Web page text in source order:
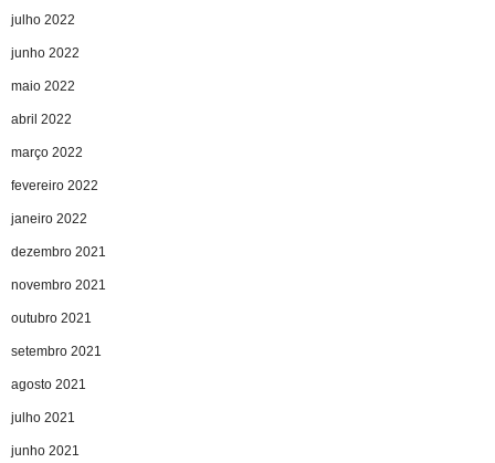
julho 2022
junho 2022
maio 2022
abril 2022
março 2022
fevereiro 2022
janeiro 2022
dezembro 2021
novembro 2021
outubro 2021
setembro 2021
agosto 2021
julho 2021
junho 2021